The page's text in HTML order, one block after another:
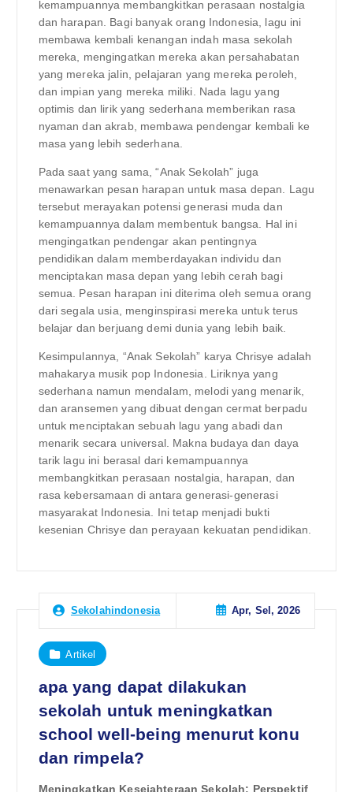
kemampuannya membangkitkan perasaan nostalgia
dan harapan. Bagi banyak orang Indonesia, lagu ini
membawa kembali kenangan indah masa sekolah
mereka, mengingatkan mereka akan persahabatan
yang mereka jalin, pelajaran yang mereka peroleh,
dan impian yang mereka miliki. Nada lagu yang
optimis dan lirik yang sederhana memberikan rasa
nyaman dan akrab, membawa pendengar kembali ke
masa yang lebih sederhana.
Pada saat yang sama, “Anak Sekolah” juga
menawarkan pesan harapan untuk masa depan. Lagu
tersebut merayakan potensi generasi muda dan
kemampuannya dalam membentuk bangsa. Hal ini
mengingatkan pendengar akan pentingnya
pendidikan dalam memberdayakan individu dan
menciptakan masa depan yang lebih cerah bagi
semua. Pesan harapan ini diterima oleh semua orang
dari segala usia, menginspirasi mereka untuk terus
belajar dan berjuang demi dunia yang lebih baik.
Kesimpulannya, “Anak Sekolah” karya Chrisye adalah
mahakarya musik pop Indonesia. Liriknya yang
sederhana namun mendalam, melodi yang menarik,
dan aransemen yang dibuat dengan cermat berpadu
untuk menciptakan sebuah lagu yang abadi dan
menarik secara universal. Makna budaya dan daya
tarik lagu ini berasal dari kemampuannya
membangkitkan perasaan nostalgia, harapan, dan
rasa kebersamaan di antara generasi-generasi
masyarakat Indonesia. Ini tetap menjadi bukti
kesenian Chrisye dan perayaan kekuatan pendidikan.
Sekolahindonesia Apr, Sel, 2026
Artikel
apa yang dapat dilakukan
sekolah untuk meningkatkan
school well-being menurut konu
dan rimpela?
Meningkatkan Kesejahteraan Sekolah: Perspektif